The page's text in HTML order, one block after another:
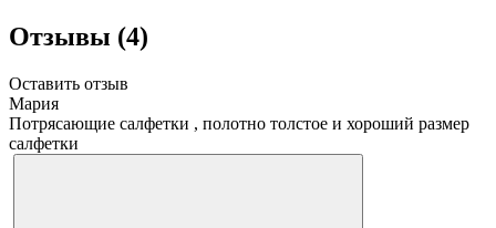
Отзывы (4)
Оставить отзыв
Мария
Потрясающие салфетки , полотно толстое и хороший размер
салфетки